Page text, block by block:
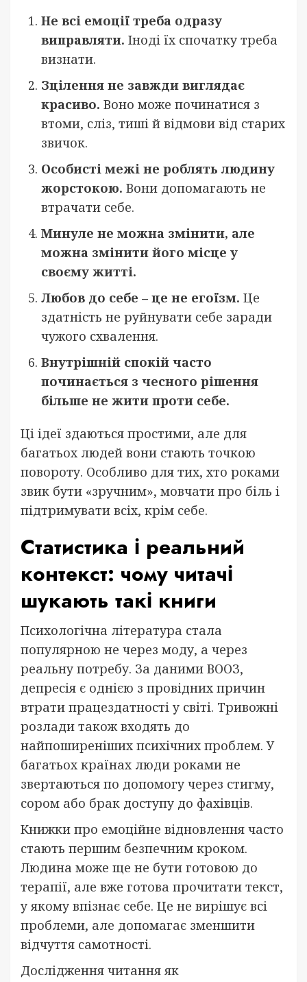
Не всі емоції треба одразу
виправляти. Іноді їх спочатку треба
визнати.
Зцілення не завжди виглядає
красиво. Воно може починатися з
втоми, сліз, тиші й відмови від старих
звичок.
Особисті межі не роблять людину
жорстокою. Вони допомагають не
втрачати себе.
Минуле не можна змінити, але
можна змінити його місце у
своєму житті.
Любов до себе – це не егоїзм. Це
здатність не руйнувати себе заради
чужого схвалення.
Внутрішній спокій часто
починається з чесного рішення
більше не жити проти себе.
Ці ідеї здаються простими, але для
багатьох людей вони стають точкою
повороту. Особливо для тих, хто роками
звик бути «зручним», мовчати про біль і
підтримувати всіх, крім себе.
Статистика і реальний
контекст: чому читачі
шукають такі книги
Психологічна література стала
популярною не через моду, а через
реальну потребу. За даними ВООЗ,
депресія є однією з провідних причин
втрати працездатності у світі. Тривожні
розлади також входять до
найпоширеніших психічних проблем. У
багатьох країнах люди роками не
звертаються по допомогу через стигму,
сором або брак доступу до фахівців.
Книжки про емоційне відновлення часто
стають першим безпечним кроком.
Людина може ще не бути готовою до
терапії, але вже готова прочитати текст,
у якому впізнає себе. Це не вирішує всі
проблеми, але допомагає зменшити
відчуття самотності.
Дослідження читання як